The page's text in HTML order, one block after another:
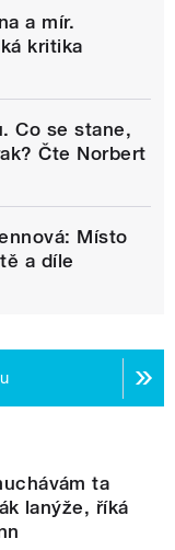
a mír.
kritika
Co se stane,
Čte Norbert
Místo
a díle
ta
lanýže, říká